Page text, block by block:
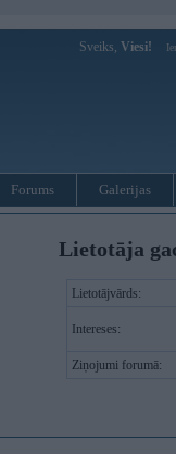
Sveiks, Viesi!
Forums Galerijas
Lietotāja
Lietotājvārds:
Intereses:
Ziņojumi forumā: